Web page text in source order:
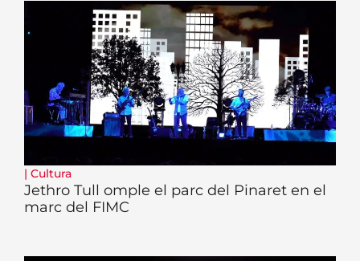
| Cultura
Jethro Tull omple el parc del Pinaret en el
marc del FIMC